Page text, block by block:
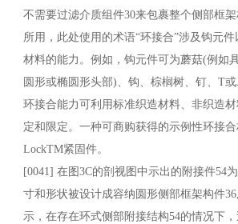
不需要过滤介质组件30来包裹整个侧部框
所用，此处使用的术语“环接合”涉及钩元
材料的能力。例如，钩元件可为蘑菇(例如
圆形或椭圆形头部)、钩、棕榈树、钉、T
环接合能力可利用标准织造材料、非织造
定和限定。一种可商购获得的示例性环接
LockTM紧固件。
[0041] 在图3C的剖视图中示出的附接件54
寸和形状被设计成容纳圆形侧部框架构件
示，在存在环式侧部附接结构54的情况下